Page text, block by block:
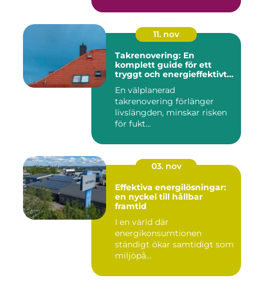
11. nov
Takrenovering: En
komplett guide för ett
tryggt och energieffektivt
En välplanerad
takrenovering förlänger
livslängden, minskar risken
för fukt...
03. nov
Effektiva energilösningar:
en nyckel till hållbar
framtid
I en värld där
energikonsumtionen
ständigt ökar samtidigt som
miljöpå...